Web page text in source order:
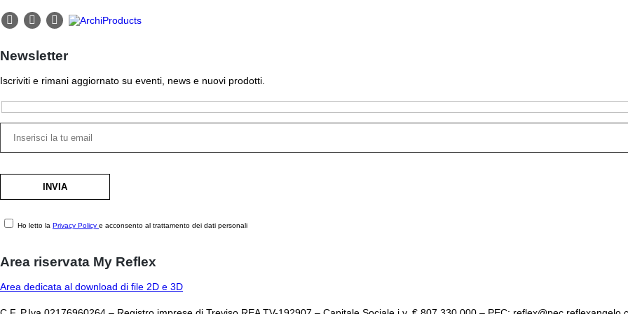
Newsletter
Iscriviti e rimani aggiornato su eventi, news e nuovi prodotti.
Ho letto la Privacy Policy e acconsento al trattamento dei dati personali
Area riservata My Reflex
Area dedicata al download di file 2D e 3D